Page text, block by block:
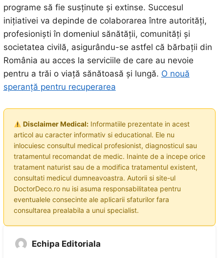
programe să fie susținute și extinse. Succesul
inițiativei va depinde de colaborarea între autorități,
profesioniști în domeniul sănătății, comunități și
societatea civilă, asigurându-se astfel că bărbații din
România au acces la serviciile de care au nevoie
pentru a trăi o viață sănătoasă și lungă. O nouă
speranță pentru recuperarea
Disclaimer Medical:Informatiile prezentate in acest
articol au caracter informativ si educational. Ele nu
inlocuiesc consultul medical profesionist, diagnosticul sau
tratamentul recomandat de medic. Inainte de a incepe orice
tratament naturist sau de a modifica tratamentul existent,
consultati medicul dumneavoastra. Autorii si site-ul
DoctorDeco.ro nu isi asuma responsabilitatea pentru
eventualele consecinte ale aplicarii sfaturilor fara
consultarea prealabila a unui specialist.
Echipa Editoriala